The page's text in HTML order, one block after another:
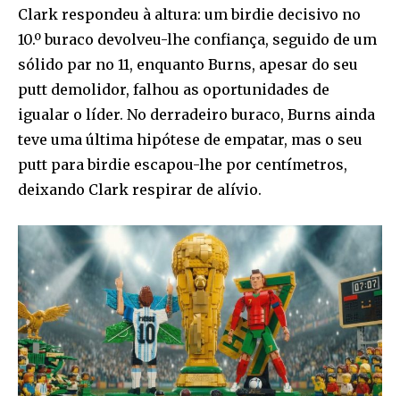
Clark respondeu à altura: um birdie decisivo no
10.º buraco devolveu-lhe confiança, seguido de um
sólido par no 11, enquanto Burns, apesar do seu
putt demolidor, falhou as oportunidades de
igualar o líder. No derradeiro buraco, Burns ainda
teve uma última hipótese de empatar, mas o seu
putt para birdie escapou-lhe por centímetros,
deixando Clark respirar de alívio.